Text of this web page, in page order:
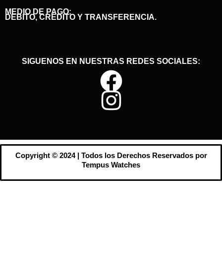
MEDIO DE PAGO:
DEBITO, CRÉDITO Y TRANSFERENCIA.
SIGUENOS EN NUESTRAS REDES SOCIALES:
Copyright © 2024 | Todos los Derechos Reservados por
Tempus Watches